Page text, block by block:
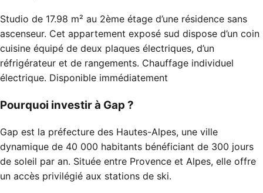
Studio de 17.98 m² au 2ème étage d’une résidence sans
ascenseur. Cet appartement exposé sud dispose d’un coin
cuisine équipé de deux plaques électriques, d’un
réfrigérateur et de rangements. Chauffage individuel
électrique. Disponible immédiatement
Pourquoi investir à Gap ?
Gap est la préfecture des Hautes-Alpes, une ville
dynamique de 40 000 habitants bénéficiant de 300 jours
de soleil par an. Située entre Provence et Alpes, elle offre
un accès privilégié aux stations de ski.